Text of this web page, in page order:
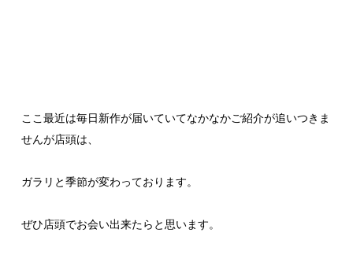
ここ最近は毎日新作が届いていてなかなかご紹介が追いつきま
せんが店頭は、
ガラリと季節が変わっております。
ぜひ店頭でお会い出来たらと思います。